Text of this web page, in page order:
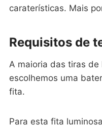
caraterísticas. Mais
Requisitos de
A maioria das tiras de
escolhemos uma
fita.
Para esta fita